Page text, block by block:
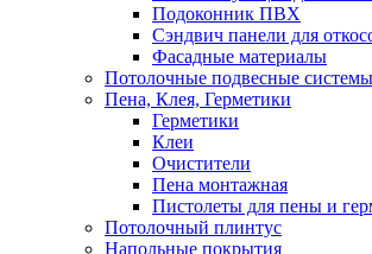
Подоконник ПВХ
Сэндвич панели для
Фасадные материалы
Потолочные подвесные системы
Пена, Клея, Герметики
Герметики
Клеи
Очистители
Пена монтажная
Пистолеты для пены и
Потолочный плинтус
Напольные покрытия